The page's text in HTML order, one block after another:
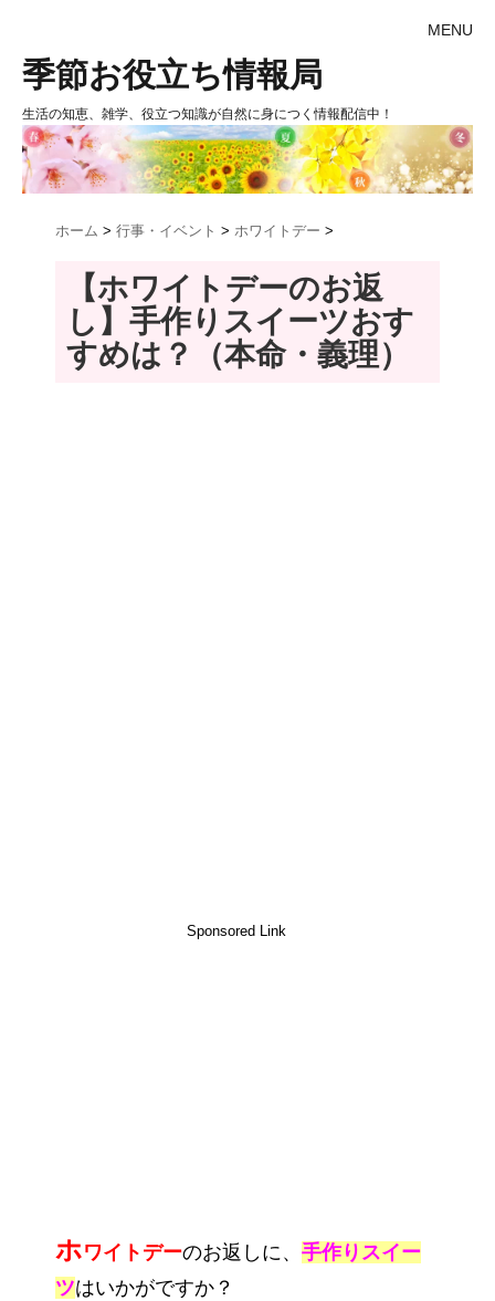
MENU
季節お役立ち情報局
生活の知恵、雑学、役立つ知識が自然に身につく情報配信中！
ホーム > 行事・イベント > ホワイトデー >
【ホワイトデーのお返
し】手作りスイーツおす
すめは？（本命・義理）
Sponsored Link
ホワイトデーのお返しに、 手作りスイー
ツはいかがですか？